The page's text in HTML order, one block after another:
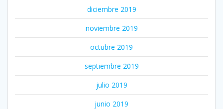
diciembre 2019
noviembre 2019
octubre 2019
septiembre 2019
julio 2019
junio 2019